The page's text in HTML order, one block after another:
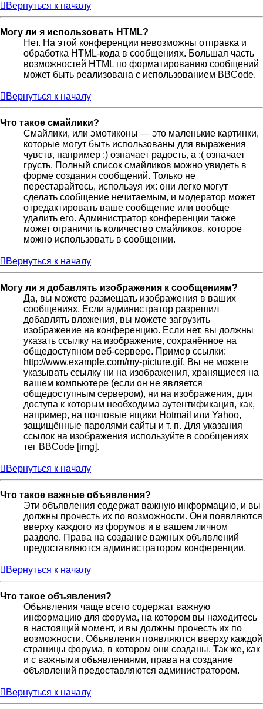
Вернуться к началу
Могу ли я использовать HTML?
Нет. На этой конференции невозможны отправка и
обработка HTML-кода в сообщениях. Большая часть
возможностей HTML по форматированию сообщений
может быть реализована с использованием BBCode.
Вернуться к началу
Что такое смайлики?
Смайлики, или эмотиконы — это маленькие картинки,
которые могут быть использованы для выражения
чувств, например :) означает радость, а :( означает
грусть. Полный список смайликов можно увидеть в
форме создания сообщений. Только не
перестарайтесь, используя их: они легко могут
сделать сообщение нечитаемым, и модератор может
отредактировать ваше сообщение или вообще
удалить его. Администратор конференции также
может ограничить количество смайликов, которое
можно использовать в сообщении.
Вернуться к началу
Могу ли я добавлять изображения к сообщениям?
Да, вы можете размещать изображения в ваших
сообщениях. Если администратор разрешил
добавлять вложения, вы можете загрузить
изображение на конференцию. Если нет, вы должны
указать ссылку на изображение, сохранённое на
общедоступном веб-сервере. Пример ссылки:
http://www.example.com/my-picture.gif. Вы не можете
указывать ссылку ни на изображения, хранящиеся на
вашем компьютере (если он не является
общедоступным сервером), ни на изображения, для
доступа к которым необходима аутентификация, как,
например, на почтовые ящики Hotmail или Yahoo,
защищённые паролями сайты и т. п. Для указания
ссылок на изображения используйте в сообщениях
тег BBCode [img].
Вернуться к началу
Что такое важные объявления?
Эти объявления содержат важную информацию, и вы
должны прочесть их по возможности. Они появляются
вверху каждого из форумов и в вашем личном
разделе. Права на создание важных объявлений
предоставляются администратором конференции.
Вернуться к началу
Что такое объявления?
Объявления чаще всего содержат важную
информацию для форума, на котором вы находитесь
в настоящий момент, и вы должны прочесть их по
возможности. Объявления появляются вверху каждой
страницы форума, в котором они созданы. Так же, как
и с важными объявлениями, права на создание
объявлений предоставляются администратором.
Вернуться к началу